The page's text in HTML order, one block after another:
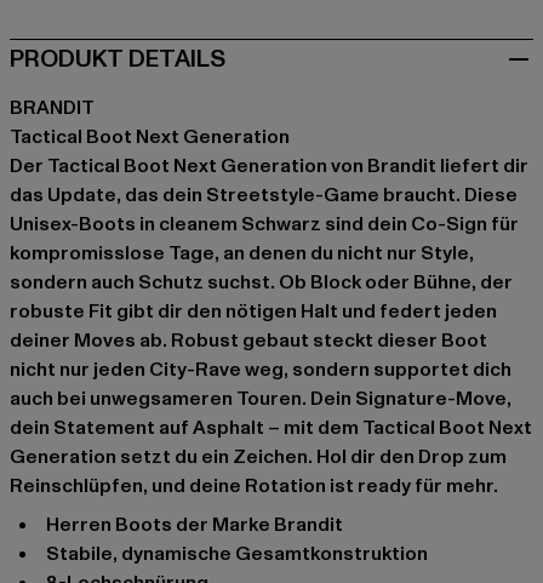
PRODUKT DETAILS
BRANDIT
Tactical Boot Next Generation
Der Tactical Boot Next Generation von Brandit liefert dir
das Update, das dein Streetstyle-Game braucht. Diese
Unisex-Boots in cleanem Schwarz sind dein Co-Sign für
kompromisslose Tage, an denen du nicht nur Style,
sondern auch Schutz suchst. Ob Block oder Bühne, der
robuste Fit gibt dir den nötigen Halt und federt jeden
deiner Moves ab. Robust gebaut steckt dieser Boot
nicht nur jeden City-Rave weg, sondern supportet dich
auch bei unwegsameren Touren. Dein Signature-Move,
dein Statement auf Asphalt – mit dem Tactical Boot Next
Generation setzt du ein Zeichen. Hol dir den Drop zum
Reinschlüpfen, und deine Rotation ist ready für mehr.
Herren Boots der Marke Brandit
stabile, dynamische Gesamtkonstruktion